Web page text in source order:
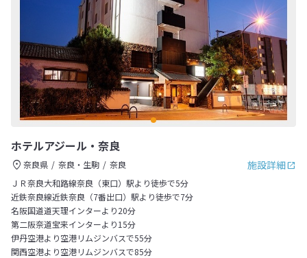
ホテルアジール・奈良
施設詳細
奈良県 奈良・生駒
奈良
ＪＲ奈良大和路線奈良（東口）駅より徒歩で5分
近鉄奈良線近鉄奈良（7番出口）駅より徒歩で7分
名阪国道道天理インターより20分
第二阪奈道宝来インターより15分
伊丹空港より空港リムジンバスで55分
関西空港より空港リムジンバスで85分